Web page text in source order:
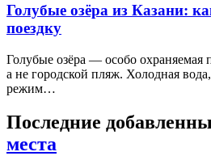
Голубые озёра из Казани:
поездку
Голубые озёра — особо охраняемая
а не городской пляж. Холодная
режим…
Последние
места